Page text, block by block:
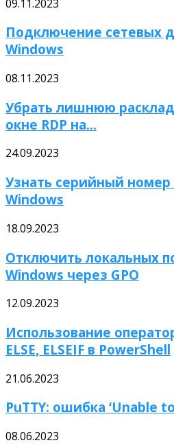
09.11.2023
Подключение сетевых
Windows
08.11.2023
Убрать лишнюю
окне RDP на...
24.09.2023
Узнать серийный
Windows
18.09.2023
Отключить локальных
Windows через GPO
12.09.2023
Использование
ELSE, ELSEIF в PowerShell
21.06.2023
PuTTY: ошибка ‘Unable
08.06.2023